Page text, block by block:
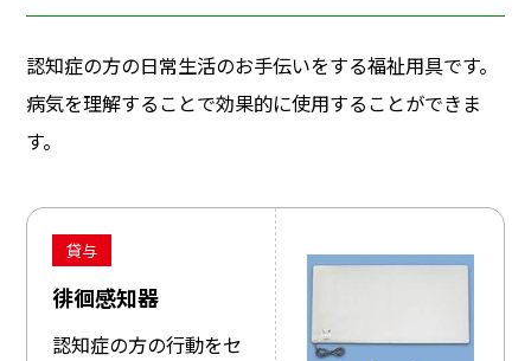
認知症の方の日常生活のお手伝いをする福祉用具です。
病気を理解することで効果的に使用することができま
す。
貸与
徘徊感知器
認知症の方の行動をセ